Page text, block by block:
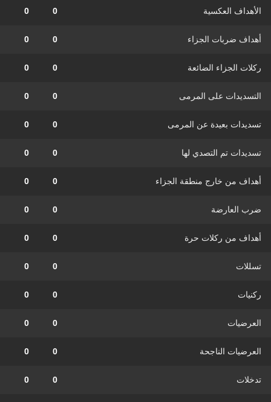
الأهداف العكسية 0
0
أهداف ضربات الجزاء 0
0
ركلات الجزاء الضائعة 0
0
التسديدات على المرمى 0
0
تسديدات بعيدة عن المرمى 0
0
تسديدات تم التصدي لها 0
0
أهداف من خارج منطقة الجزاء 0
0
ضرب العارضة 0
0
أهداف من ركلات حرة 0
0
تسللات 0
0
ركنيات 0
0
العرضيات 0
0
العرضيات الناجحة 0
0
تدخلات 0
0